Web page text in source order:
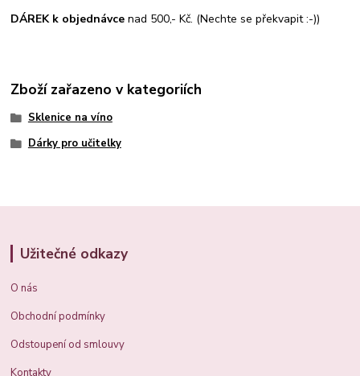
DÁREK k objednávcenad 500,- Kč. (Nechte se překvapit :-))
Zboží zařazeno v kategoriích
Sklenice na víno
Dárky pro učitelky
Užitečné odkazy
O nás
Obchodní podmínky
Odstoupení od smlouvy
Kontakty